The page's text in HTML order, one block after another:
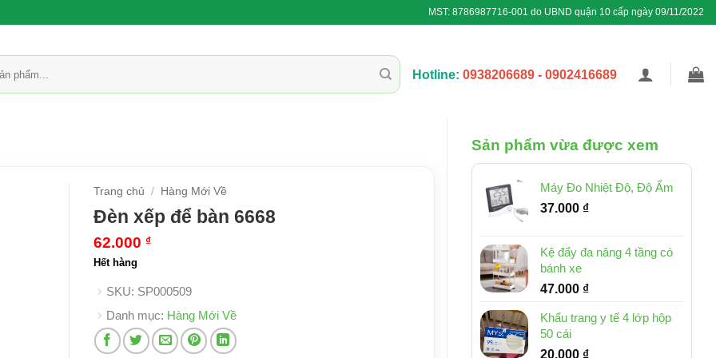
MST: 8786987716-001 do UBND quận 10 cấp ngày 09/11/2022
Hotline: 0938206689 - 0902416689
Sản phẩm vừa được xem
Máy Đo Nhiệt Độ, Độ Ẩm
37.000 ₫
Kệ đẩy đa năng 4 tầng có
bánh xe
47.000 ₫
Khẩu trang y tế 4 lớp hộp
50 cái
20.000 ₫
Trang chủ / Hàng Mới Về
Đèn xếp để bàn 6668
62.000 ₫
Hết hàng
SKU: SP000509
Danh mục: Hàng Mới Về